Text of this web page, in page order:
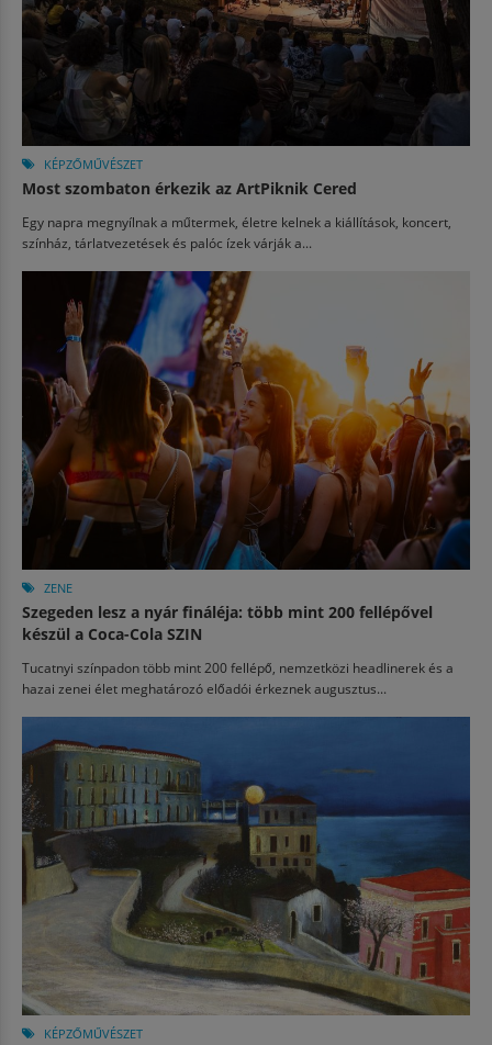
KÉPZŐMŰVÉSZET
Most szombaton érkezik az ArtPiknik Cered
Egy napra megnyílnak a műtermek, életre kelnek a kiállítások, koncert,
színház, tárlatvezetések és palóc ízek várják a...
ZENE
Szegeden lesz a nyár fináléja: több mint 200 fellépővel
készül a Coca-Cola SZIN
Tucatnyi színpadon több mint 200 fellépő, nemzetközi headlinerek és a
hazai zenei élet meghatározó előadói érkeznek augusztus...
KÉPZŐMŰVÉSZET